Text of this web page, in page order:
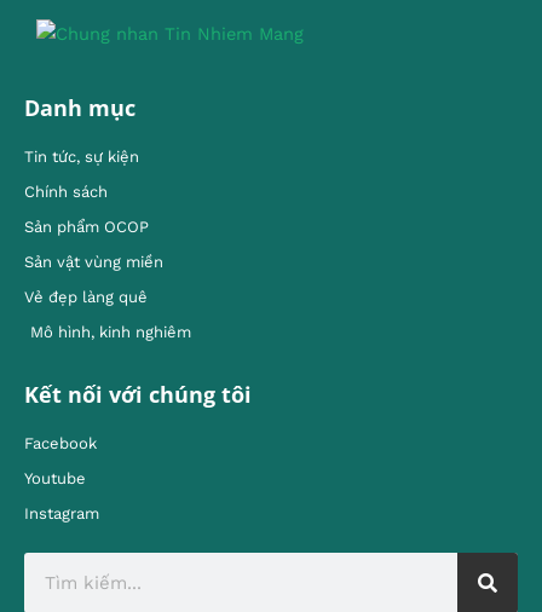
Danh mục
Tin tức, sự kiện
Chính sách
Sản phẩm OCOP
Sản vật vùng miền
Vẻ đẹp làng quê
Mô hình, kinh nghiêm
Kết nối với chúng tôi
Facebook
Youtube
Instagram